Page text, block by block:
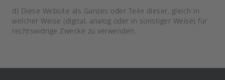
d) Diese Website als Ganzes oder Teile dieser, gleich in
welcher Weise (digital, analog oder in sonstiger Weise) für
rechtswidrige Zwecke zu verwenden.